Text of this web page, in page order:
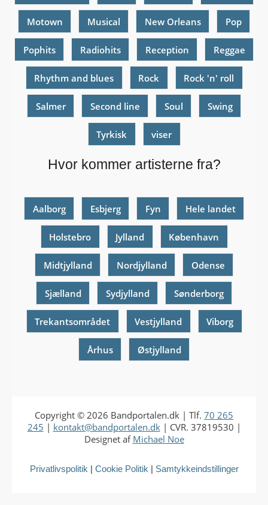
Motown Musical New Orleans Pop
Pophits Radiohits Reception Reggae
Rhythm and blues Rock Rock 'n' roll
Salmer Second line Soul Swing
Tyrkisk viser
Hvor kommer artisterne fra?
Aalborg Esbjerg Fyn Hele landet
Holstebro Jylland København
Midtjylland Nordjylland Odense
Sjælland Sydjylland Sønderborg
Trekantsområdet Vestjylland Viborg
Århus Østjylland
Copyright © 2026 Bandportalen.dk | Tlf. 70 265
245 | kontakt@bandportalen.dk| CVR. 37819530 |
Designet af Michael Noe
Privatlivspolitik Cookie Politik Samtykkeindstillinger